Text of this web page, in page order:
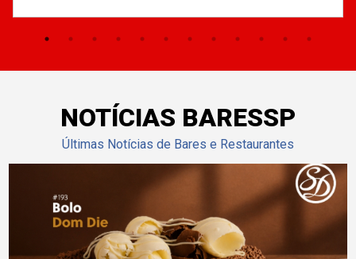
NOTÍCIAS BARESSP
Últimas Notícias de Bares e Restaurantes